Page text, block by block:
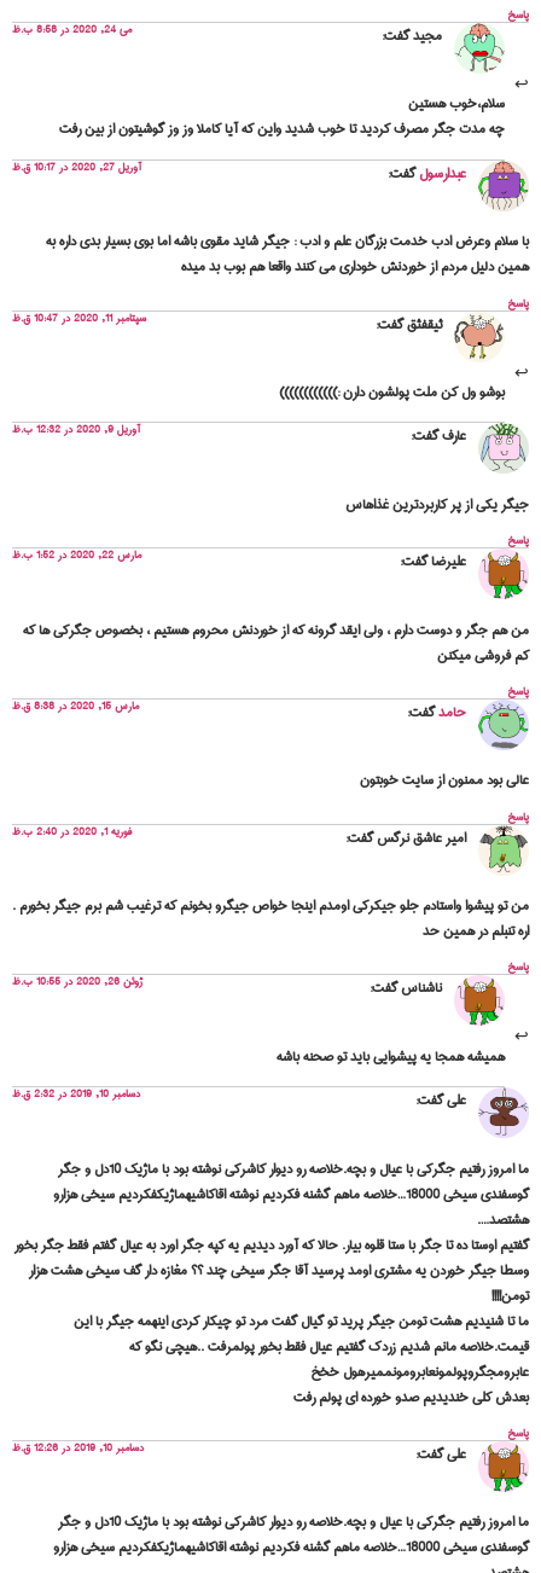
پاسخ
مجیدگفت: می 24, 2020 در 8:58 ب.ظ
سلام،خوب هستین
چه مدت جگر مصرف کردید تا خوب شدید واین که آیا کاملا وز وز گوشیتون از بین رفت
عبدارسولگفت: آوریل 27, 2020 در 10:17 ق.ظ
با سلام وعرض ادب خدمت بزرگان علم و ادب : جیگر شاید مقوی باشه اما بوی بسیار بدی داره به
همین دلیل مردم از خوردنش خوداری می کنند واقعا هم بوب بد میده
پاسخ
ثیقفثقگفت: سپتامبر 11, 2020 در 10:47 ق.ظ
بوشو ول کن ملت پولشون دارن :))))))))))))
عارفگفت: آوریل 9, 2020 در 12:32 ب.ظ
جیگر یکی از پر کاربردترین غذاهاس
پاسخ
علیرضاگفت: مارس 22, 2020 در 1:52 ب.ظ
من هم جگر و دوست دارم ، ولی ایقد گرونه که از خوردنش محروم هستیم ، بخصوص جگرکی ها که
کم فروشی میکنن
پاسخ
حامدگفت: مارس 15, 2020 در 8:38 ق.ظ
عالی بود ممنون از سایت خوبتون
پاسخ
امیر عاشق نرگسگفت: فوریه 1, 2020 در 2:40 ب.ظ
من تو پیشوا واستادم جلو جیکرکی اومدم اینجا خواص جیگرو بخونم که ترغیب شم برم جیگر بخورم .
اره تنبلم در همین حد
پاسخ
ناشناسگفت: ژوئن 26, 2020 در 10:55 ب.ظ
همیشه همجا یه پیشوایی باید تو صحنه باشه
علیگفت: دسامبر 10, 2019 در 2:32 ق.ظ
ما امروز رفتیم جگرکی با عیال و بچه.خلاصه رو دیوار کاشرکی نوشته بود با ماژیک 10دل و جگر
گوسفندی سیخی 18000…خلاصه ماهم گشنه فکردیم نوشته اقاکاشیهماژیکفکردیم سیخی هزارو
هشتصد….
گفتیم اوستا ده تا جگر با ستا قلوه بیار. حالا که آورد دیدیم یه کپه جگر اورد به عیال گفتم فقط جگر بخور
وسطا جیگر خوردن یه مشتری اومد پرسید آقا جگر سیخی چند ؟؟ مغازه دار گف سیخی هشت هزار
تومن!!!!
ما تا شنیدیم هشت تومن جیگر پرید تو گیال گفت مرد تو چیکار کردی اینهمه جیگر با این
قیمت.خلاصه مانم شدیم زردک گفتیم عیال فقط بخور پولمرفت ..هیچی نگو که
عابرومجگروپولمونعابرومونممیرهول خخخ
بعدش کلی خندیدیم صدو خورده ای پولم رفت
پاسخ
علیگفت: دسامبر 10, 2019 در 12:26 ق.ظ
ما امروز رفتیم جگرکی با عیال و بچه.خلاصه رو دیوار کاشرکی نوشته بود با ماژیک 10دل و جگر
گوسفندی سیخی 18000…خلاصه ماهم گشنه فکردیم نوشته اقاکاشیهماژیکفکردیم سیخی هزارو